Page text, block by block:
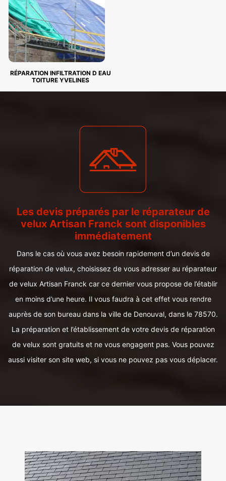
RÉPARATION INFILTRATION D EAU
TOITURE YVELINES
Les devis préparés par le réparateur de
velux Artisan Franck sont disponibles
immédiatement
Dans le cas où vous avez besoin rapidement d’un devis de
réparation de velux, choisissez de vous adresser au réparateur
de velux Artisan Franck car ce dernier vous propose de l’établir
en moins d’une heure. Il vous faudra à cet effet vous rendre
auprès de son bureau dans la ville de Denouval, dans le 78570.
La préparation et l’établissement de votre devis de réparation
de velux sont gratuits et ne vous engagent pas. Vous pouvez
aussi visiter son site web, si vous ne pouvez pas vous déplacer.